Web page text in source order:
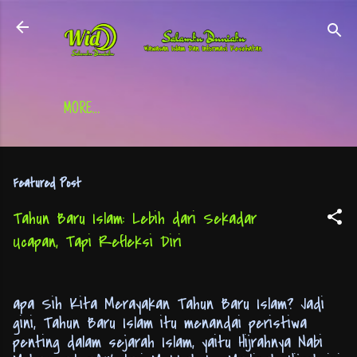
Skip to main content
MORE…
Featured Post
Tahun Baru Islam: Lebih dari Sekadar
Ucapan, Tapi Refleksi Diri
apa Sih Kita Merayakan Tahun Baru Islam? Jadi
gini, Tahun Baru Islam itu menandai peristiwa
penting dalam sejarah Islam, yaitu Hijrahnya Nabi